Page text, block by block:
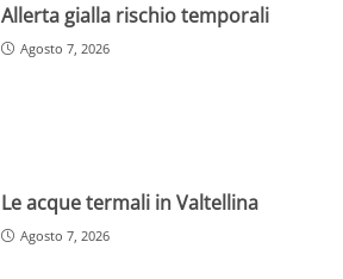
Allerta gialla rischio temporali
Agosto 7, 2026
Le acque termali in Valtellina
Agosto 7, 2026